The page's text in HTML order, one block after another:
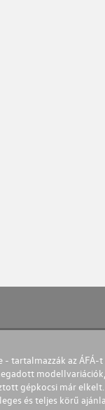
tartalmazzák az
gépkocsi már
és teljes körű